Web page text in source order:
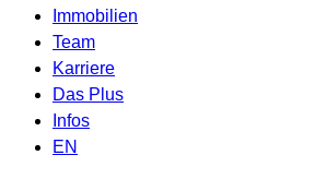
Immobilien
Team
Karriere
Das Plus
Infos
EN